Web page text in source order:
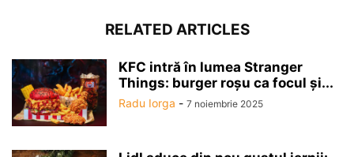
RELATED ARTICLES
KFC intră în lumea Stranger
Things: burger roșu ca focul și...
Radu Iorga - 7 noiembrie 2025